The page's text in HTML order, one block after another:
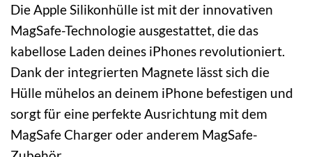
Die Apple Silikonhülle ist mit der innovativen
MagSafe-Technologie ausgestattet, die das
kabellose Laden deines iPhones revolutioniert.
Dank der integrierten Magnete lässt sich die
Hülle mühelos an deinem iPhone befestigen und
sorgt für eine perfekte Ausrichtung mit dem
MagSafe Charger oder anderem MagSafe-